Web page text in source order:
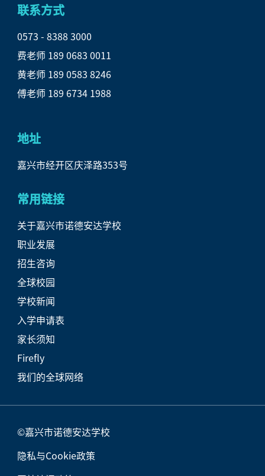
联系方式
0573 - 8388 3000
费老师 189 0683 0011
黄老师 189 0583 8246
傅老师 189 6734 1988
地址
嘉兴市经开区庆泽路353号
常用链接
关于嘉兴市诺德安达学校
职业发展
招生咨询
全球校园
学校新闻
入学申请表
家长须知
Firefly
我们的全球网络
©嘉兴市诺德安达学校
隐私与Cookie政策